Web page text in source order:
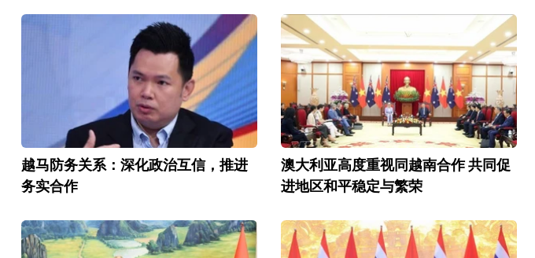
越马防务关系：深化政治互信，推进
务实合作
澳大利亚高度重视同越南合作 共同促
进地区和平稳定与繁荣